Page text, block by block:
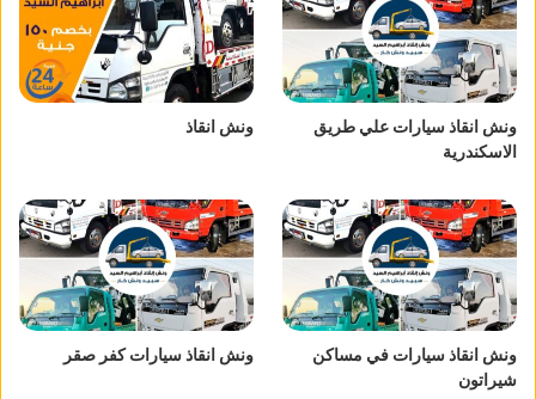
ونش انقاذ سيارات علي طريق
الاسكندرية
ونش انقاذ
ونش انقاذ سيارات في مساكن
شيراتون
ونش انقاذ سيارات كفر صقر